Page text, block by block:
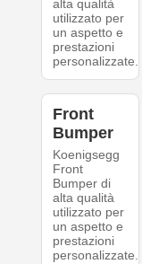
alta qualità
utilizzato per
un aspetto e
prestazioni
personalizzate.
Front
Bumper
Koenigsegg
Front
Bumper di
alta qualità
utilizzato per
un aspetto e
prestazioni
personalizzate.